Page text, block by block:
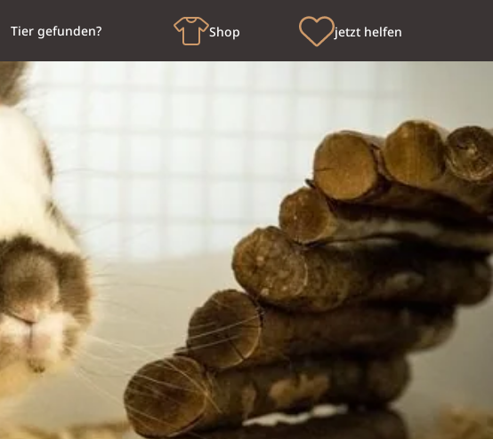
Tier gefunden? Shop jetzt helfen